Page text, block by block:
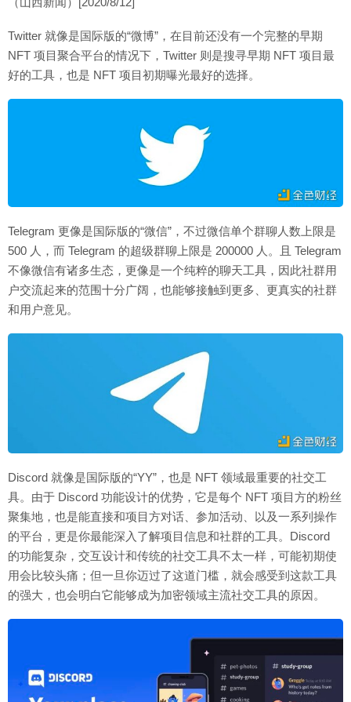
Twitter 就像是国际版的“微博”，在目前还没有一个完整的早期
NFT 项目聚合平台的情况下，Twitter 则是搜寻早期 NFT 项目最
好的工具，也是 NFT 项目初期曝光最好的选择。
Telegram 更像是国际版的“微信”，不过微信单个群聊人数上限是
500 人，而 Telegram 的超级群聊上限是 200000 人。且 Telegram
不像微信有诸多生态，更像是一个纯粹的聊天工具，因此社群用
户交流起来的范围十分广阔，也能够接触到更多、更真实的社群
和用户意见。
Discord 就像是国际版的“YY”，也是 NFT 领域最重要的社交工
具。由于 Discord 功能设计的优势，它是每个 NFT 项目方的粉丝
聚集地，也是能直接和项目方对话、参加活动、以及一系列操作
的平台，更是你最能深入了解项目信息和社群的工具。Discord
的功能复杂，交互设计和传统的社交工具不太一样，可能初期使
用会比较头痛；但一旦你迈过了这道门槛，就会感受到这款工具
的强大，也会明白它能够成为加密领域主流社交工具的原因。